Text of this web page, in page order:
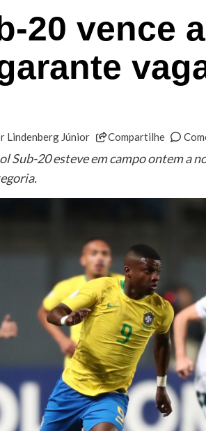
20 vence
Lindenberg Júnior Compartilhe
Sub-20 esteve em campo ontem a